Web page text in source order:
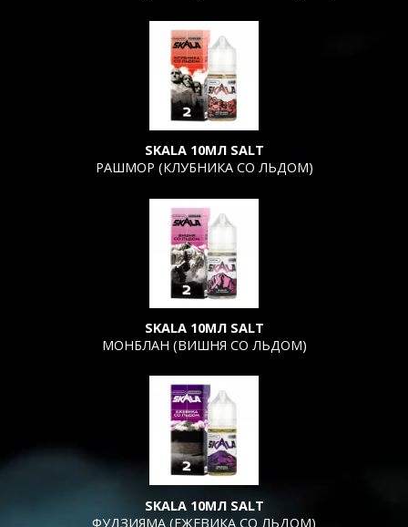
SKALA 10МЛ SALT
РАШМОР (КЛУБНИКА СО ЛЬДОМ)
SKALA 10МЛ SALT
МОНБЛАН (ВИШНЯ СО ЛЬДОМ)
SKALA 10МЛ SALT
ФУДЗИЯМА (ЕЖЕВИКА СО ЛЬДОМ)